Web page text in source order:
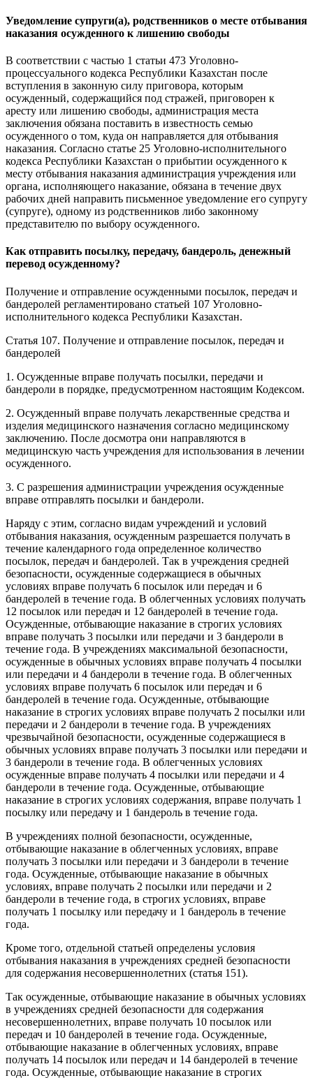
Уведомление супруги(а), родственников о месте отбывания
наказания осужденного к лишению свободы
В соответствии с частью 1 статьи 473 Уголовно-
процессуального кодекса Республики Казахстан после
вступления в законную силу приговора, которым
осужденный, содержащийся под стражей, приговорен к
аресту или лишению свободы, администрация места
заключения обязана поставить в известность семью
осужденного о том, куда он направляется для отбывания
наказания. Согласно статье 25 Уголовно-исполнительного
кодекса Республики Казахстан о прибытии осужденного к
месту отбывания наказания администрация учреждения или
органа, исполняющего наказание, обязана в течение двух
рабочих дней направить письменное уведомление его супругу
(супруге), одному из родственников либо законному
представителю по выбору осужденного.
Как отправить посылку, передачу, бандероль, денежный
перевод осужденному?
Получение и отправление осужденными посылок, передач и
бандеролей регламентировано статьей 107 Уголовно-
исполнительного кодекса Республики Казахстан.
Статья 107. Получение и отправление посылок, передач и
бандеролей
1. Осужденные вправе получать посылки, передачи и
бандероли в порядке, предусмотренном настоящим Кодексом.
2. Осужденный вправе получать лекарственные средства и
изделия медицинского назначения согласно медицинскому
заключению. После досмотра они направляются в
медицинскую часть учреждения для использования в лечении
осужденного.
3. С разрешения администрации учреждения осужденные
вправе отправлять посылки и бандероли.
Наряду с этим, согласно видам учреждений и условий
отбывания наказания, осужденным разрешается получать в
течение календарного года определенное количество
посылок, передач и бандеролей. Так в учреждения средней
безопасности, осужденные содержащиеся в обычных
условиях вправе получать 6 посылок или передач и 6
бандеролей в течение года. В облегченных условиях получать
12 посылок или передач и 12 бандеролей в течение года.
Осужденные, отбывающие наказание в строгих условиях
вправе получать 3 посылки или передачи и 3 бандероли в
течение года. В учреждениях максимальной безопасности,
осужденные в обычных условиях вправе получать 4 посылки
или передачи и 4 бандероли в течение года. В облегченных
условиях вправе получать 6 посылок или передач и 6
бандеролей в течение года. Осужденные, отбывающие
наказание в строгих условиях вправе получать 2 посылки или
передачи и 2 бандероли в течение года. В учреждениях
чрезвычайной безопасности, осужденные содержащиеся в
обычных условиях вправе получать 3 посылки или передачи и
3 бандероли в течение года. В облегченных условиях
осужденные вправе получать 4 посылки или передачи и 4
бандероли в течение года. Осужденные, отбывающие
наказание в строгих условиях содержания, вправе получать 1
посылку или передачу и 1 бандероль в течение года.
В учреждениях полной безопасности, осужденные,
отбывающие наказание в облегченных условиях, вправе
получать 3 посылки или передачи и 3 бандероли в течение
года. Осужденные, отбывающие наказание в обычных
условиях, вправе получать 2 посылки или передачи и 2
бандероли в течение года, в строгих условиях, вправе
получать 1 посылку или передачу и 1 бандероль в течение
года.
Кроме того, отдельной статьей определены условия
отбывания наказания в учреждениях средней безопасности
для содержания несовершеннолетних (статья 151).
Так осужденные, отбывающие наказание в обычных условиях
в учреждениях средней безопасности для содержания
несовершеннолетних, вправе получать 10 посылок или
передач и 10 бандеролей в течение года. Осужденные,
отбывающие наказание в облегченных условиях, вправе
получать 14 посылок или передач и 14 бандеролей в течение
года. Осужденные, отбывающие наказание в строгих